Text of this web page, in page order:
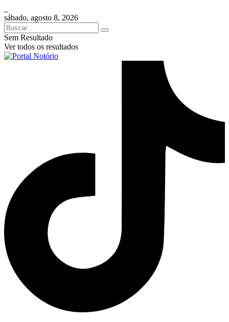
sábado, agosto 8, 2026
Sem Resultado
Ver todos os resultados